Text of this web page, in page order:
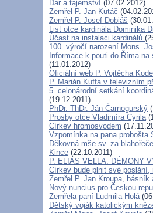
Dar a tajemství (07.02.2012)
Zemřel P. Jan Kutáč
Zemřel P. Josef Dobiáš
List otce kardinála Dominika
Účast na instalaci kardinálů
100. výročí narození Mons.
Informace k pouti do Říma
(11.01.2012)
Oficiální web P. Vojtěcha
P. Marián Kuffa v televizním
5. celonárodní setkání
(19.12.2011)
PhDr. ThDr. Ján Čarnogurský
Prosby otce Vladimíra Cyrila
Církev hromosvodem
Vzpomínka na pana probošta
Děkovná mše sv. za
Kince (22.10.2011)
P. ELIAS VELLA: DÉMONY
Církev bude plnit své
Zemřel P. Jan Kroupa, básník
Nový nuncius pro Českou
Zemřela paní Ludmila Holá
Dětský voják katolickým